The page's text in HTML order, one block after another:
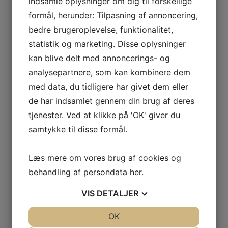
underlagt vores persondatapolitik, der sikrer dine rettigheder
og sikrer overholdelse af gældende lovgivning på området.
I tilføjelse af ovenstående behandles eventuelle sensitive- og
betalingsinformationer på krypterede servere, der ikke kan
tilgås udefra. Kreditkortinformationer behandles af
kortindløsere og kan ikke tilgås af hverken Mit Allerød eller
ansatte hos kortindløsere. Disse transaktioner opbevares
Allerød selv.
HVEM VIDEREGIVER VI
PERSONOPLYSNINGER TIL?
Personoplysninger afgivet på mitalleroed.dk eller via
Interne afdelinger / personale
Betroede tredjemænd der er nødvendige for opfyldelse af
aftaler om levering, betaling og servicering herunder
inkasso og retslige instanser
Forretningspartnere med henblik på at vedligeholde din
konto og/eller markedsføring.
formål, herunder: Tilpasning af annoncering,
bedre brugeroplevelse, funktionalitet,
statistik og marketing. Disse oplysninger
kan blive delt med annoncerings- og
analysepartnere, som kan kombinere dem
med data, du tidligere har givet dem eller
de har indsamlet gennem din brug af deres
tjenester. Ved at klikke på 'OK' giver du
samtykke til disse formål.
Læs mere om vores brug af cookies og
behandling af persondata her.
VIS DETALJER
OK